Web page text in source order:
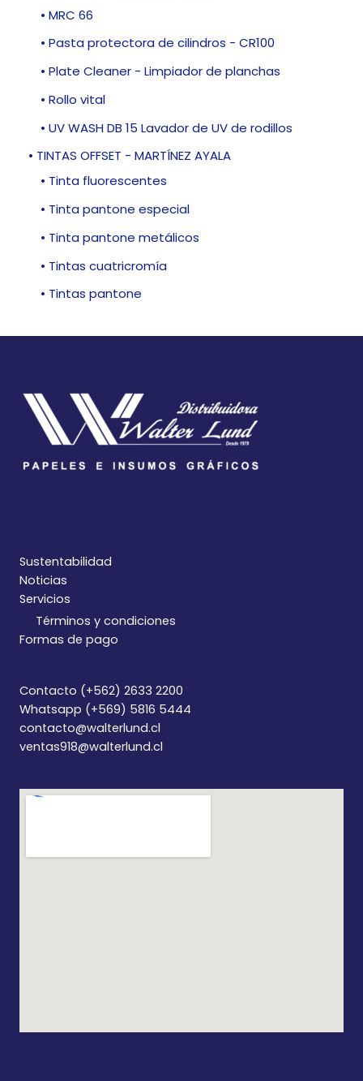
• MRC 66
• Pasta protectora de cilindros - CR100
• Plate Cleaner - Limpiador de planchas
• Rollo vital
• UV WASH DB 15 Lavador de UV de rodillos
• TINTAS OFFSET - MARTÍNEZ AYALA
• Tinta fluorescentes
• Tinta pantone especial
• Tinta pantone metálicos
• Tintas cuatricromía
• Tintas pantone
Sustentabilidad
Noticias
Servicios
Términos y condiciones
Formas de pago
Contacto (+562) 2633 2200
Whatsapp (+569) 5816 5444
contacto@walterlund.cl
ventas918@walterlund.cl